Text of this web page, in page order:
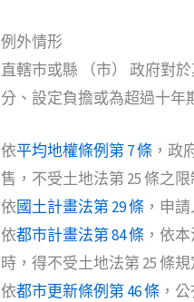
例外情形
直轄市或縣 （市） 政府對
分、設定負擔或為超過十年
依平均地權條例第 7 條 ，政
售，不受土地法第 25 條之限
依國土計畫法第 29 條 ，申
依都市計畫法第 84 條 ，依
時，得不受土地法第 25 條規
依都市更新條例第 46 條 ，